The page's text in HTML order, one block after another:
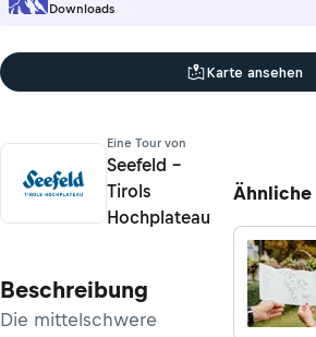
Downloads
Karte ansehen
Eine Tour von
Seefeld –
Tirols
Hochplateau
Beschreibung
Die mittelschwere
Ähnliche